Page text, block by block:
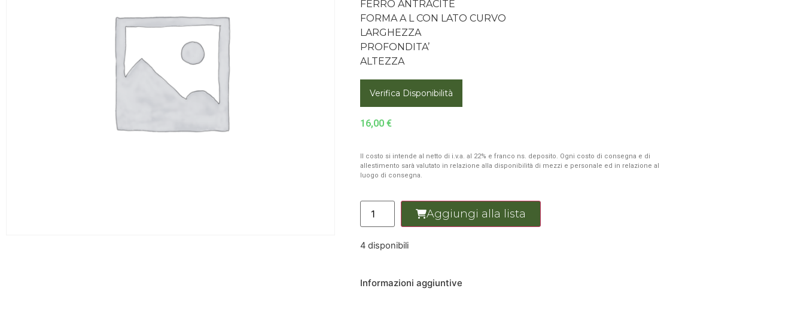
FERRO ANTRACITE
FORMA A L CON LATO CURVO
LARGHEZZA
PROFONDITA’
ALTEZZA
Verifica Disponibilità
16,00 €
Il costo si intende al netto di i.v.a. al 22% e franco ns. deposito. Ogni costo di consegna e di
allestimento sarà valutato in relazione alla disponibilità di mezzi e personale ed in relazione al
luogo di consegna.
Aggiungi alla lista
4 disponibili
Informazioni aggiuntive